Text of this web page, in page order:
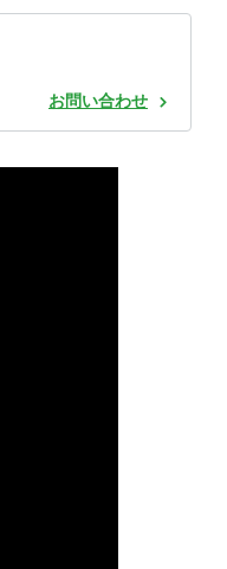
お問い合わせ